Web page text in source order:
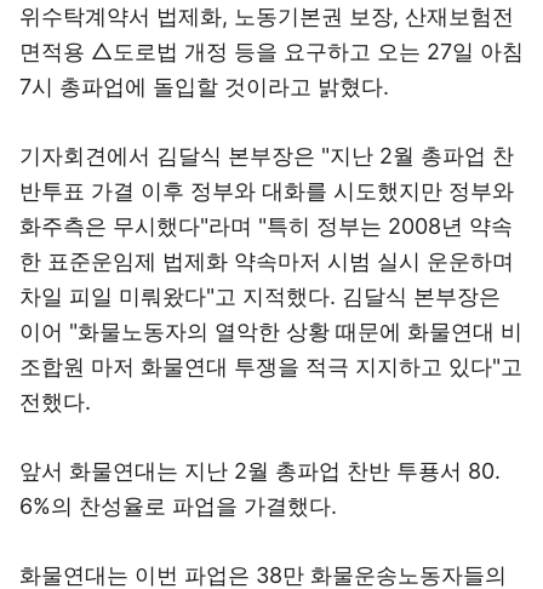
위수탁계약서 법제화, 노동기본권 보장, 산재보험전
면적용 △도로법 개정 등을 요구하고 오는 27일 아침
7시 총파업에 돌입할 것이라고 밝혔다.
기자회견에서 김달식 본부장은 "지난 2월 총파업 찬
반투표 가결 이후 정부와 대화를 시도했지만 정부와
화주측은 무시했다"라며 "특히 정부는 2008년 약속
한 표준운임제 법제화 약속마저 시범 실시 운운하며
차일 피일 미뤄왔다"고 지적했다. 김달식 본부장은
이어 "화물노동자의 열악한 상황 때문에 화물연대 비
조합원 마저 화물연대 투쟁을 적극 지지하고 있다"고
전했다.
앞서 화물연대는 지난 2월 총파업 찬반 투푱서 80.
6%의 찬성율로 파업을 가결했다.
화물연대는 이번 파업은 38만 화물운송노동자들의